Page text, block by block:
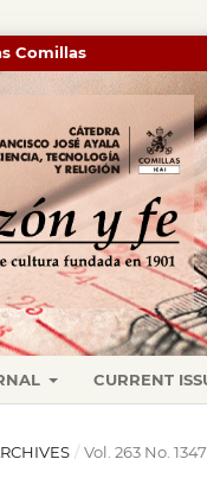
CURRENT
Comillas
/ Vol. 263 No.